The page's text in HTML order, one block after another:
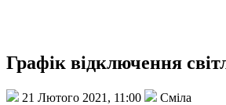
Графік відключення
21 Лютого 2021, 11:00 Сміла